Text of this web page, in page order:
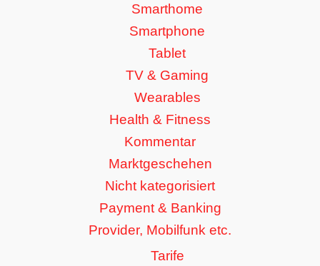
Smarthome
Smartphone
Tablet
TV & Gaming
Wearables
Health & Fitness
Kommentar
Marktgeschehen
Nicht kategorisiert
Payment & Banking
Provider, Mobilfunk etc.
Tarife